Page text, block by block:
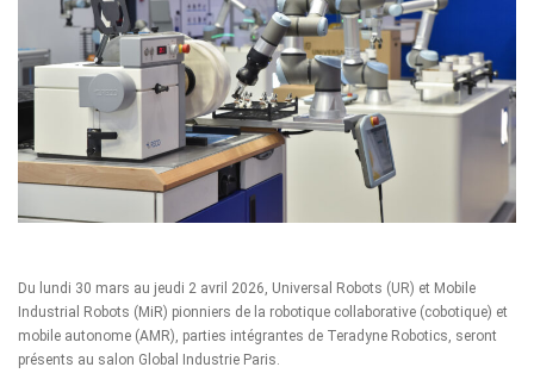
Du lundi 30 mars au jeudi 2 avril 2026, Universal Robots (UR) et Mobile
Industrial Robots (MiR) pionniers de la robotique collaborative (cobotique) et
mobile autonome (AMR), parties intégrantes de Teradyne Robotics, seront
présents au salon Global Industrie Paris.